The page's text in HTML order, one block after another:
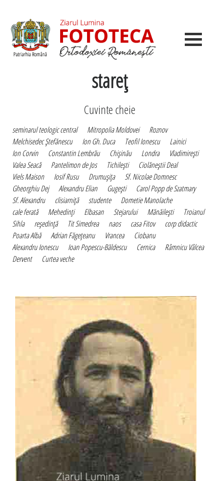
stareţ
Cuvinte cheie
seminarul teologic central Mitropolia Moldovei
Roznov
Melchisedec Ştefănescu
Ion Gh. Duca Teofil Ionescu
Lainici
Ion Corvin
Constantin Lembrău Chişinău Londra
Vladimireşti
Valea Seacă
Pantelimon de Jos Tichileşti
Ciolăneştii Deal
Viels Maison
Iosif Rusu Drumuşiţa
Sf. Nicolae Domnesc
Gheorghiu Dej
Alexandru Elian Gugeşti
Carol Popp de Szatmary
Sf. Alexandru
clisiarniţă studente
Dometie Manolache
cale ferată
Mehedinţi Elbasan Stejarului Mănăileşti
Troianul
Sihla
reşedinţă Tit Simedrea naos casa Fitov
corp didactic
Poarta Albă
Adrian Făgeţeanu Vrancea
Ciobanu
Alexandru Ionescu
Ioan Popescu-Băldescu Cernica
Râmnicu Vâlcea
Dervent
Curtea veche